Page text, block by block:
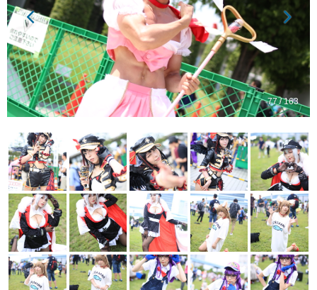
チャンネル
マンガ
ニコニコQ
77 / 163